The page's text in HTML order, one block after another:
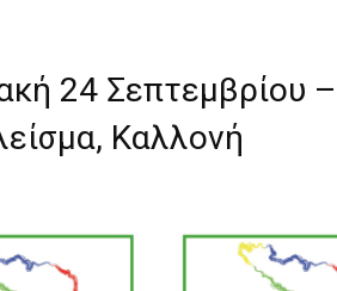
24 Σεπτεμβρίου
Καλλονή